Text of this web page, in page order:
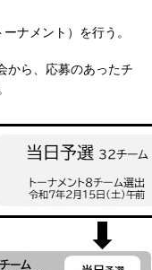
ナメント）を行う。
から、応募のあったチ